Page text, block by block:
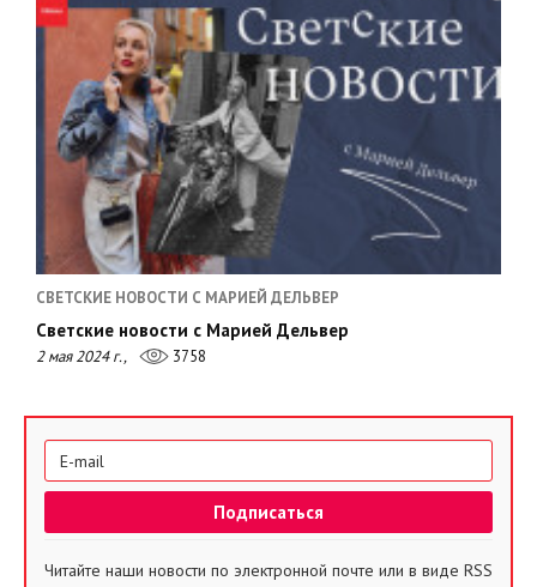
СВЕТСКИЕ НОВОСТИ С МАРИЕЙ ДЕЛЬВЕР
Светские новости с Марией Дельвер
2 мая 2024 г., 3758
Читайте наши новости по электронной почте или в виде RSS